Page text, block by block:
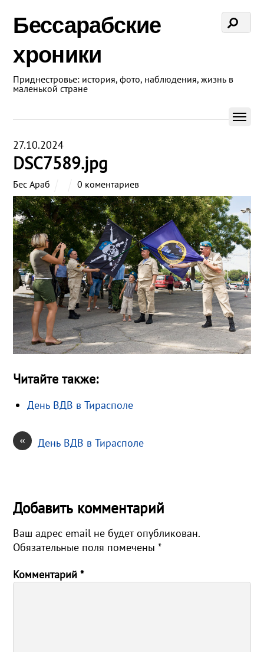
Бессарабские
хроники
Приднестровье: история, фото, наблюдения, жизнь в
маленькой стране
27.10.2024
DSC7589.jpg
Бес Араб 0 коментариев
Читайте также:
День ВДВ в Тирасполе
« День ВДВ в Тирасполе
Добавить комментарий
Ваш адрес email не будет опубликован.
Обязательные поля помечены*
Комментарий*